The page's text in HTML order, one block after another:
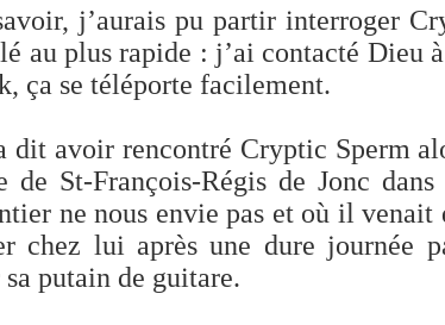
j’aurais pu partir interroger
au plus rapide : j’ai contacté Dieu
ça se téléporte facilement.
dit avoir rencontré Cryptic Sperm
de St-François-Régis de Jonc
ne nous envie pas et où il venait
chez lui après une dure journée
putain de guitare.